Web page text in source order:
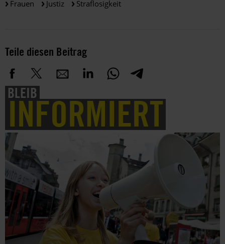
Frauen
Justiz Straflosigkeit
Teile diesen Beitrag
BLEIB
INFORMIERT